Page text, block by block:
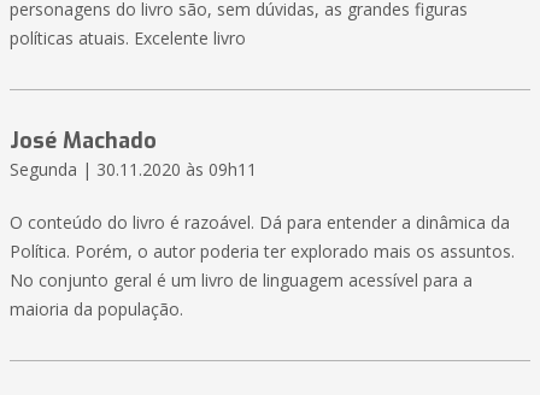
personagens do livro são, sem dúvidas, as grandes figuras
políticas atuais. Excelente livro
José Machado
Segunda | 30.11.2020 às 09h11
O conteúdo do livro é razoável. Dá para entender a dinâmica da
Política. Porém, o autor poderia ter explorado mais os assuntos.
No conjunto geral é um livro de linguagem acessível para a
maioria da população.